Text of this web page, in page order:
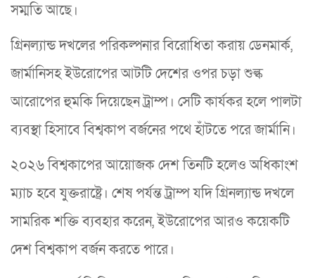
সম্মতি আছে।
গ্রিনল্যান্ড দখলের পরিকল্পনার বিরোধিতা করায় ডেনমার্ক,
জার্মানিসহ ইউরোপের আটটি দেশের ওপর চড়া শুল্ক
আরোপের হুমকি দিয়েছেন ট্রাম্প। সেটি কার্যকর হলে পালটা
ব্যবস্থা হিসাবে বিশ্বকাপ বর্জনের পথে হাঁটতে পরে জার্মানি।
২০২৬ বিশ্বকাপের আয়োজক দেশ তিনটি হলেও অধিকাংশ
ম্যাচ হবে যুক্তরাষ্ট্রে। শেষ পর্যন্ত ট্রাম্প যদি গ্রিনল্যান্ড দখলে
সামরিক শক্তি ব্যবহার করেন, ইউরোপের আরও কয়েকটি
দেশ বিশ্বকাপ বর্জন করতে পারে।